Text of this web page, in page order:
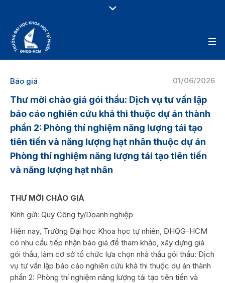
01/06/2026
Báo giá
Thư mời chào giá gói thầu: Dịch vụ tư vấn lập
báo cáo nghiên cứu khả thi thuộc dự án thành
phần 2: Phòng thí nghiệm năng lượng tái tạo
tiên tiến và năng lượng hạt nhân thuộc dự án
Phòng thí nghiệm năng lượng tái tạo tiên tiến
và năng lượng hạt nhân
THƯ MỜI CHÀO GIÁ
Kính gửi: Quý Công ty/Doanh nghiệp
Hiện nay, Trường Đại học Khoa học tự nhiên, ĐHQG-HCM
có nhu cầu tiếp nhận báo giá để tham khảo, xây dựng giá
gói thầu, làm cơ sở tổ chức lựa chọn nhà thầu gói thầu: Dịch
vụ tư vấn lập báo cáo nghiên cứu khả thi thuộc dự án thành
phần 2: Phòng thí nghiệm năng lượng tái tạo tiên tiến và